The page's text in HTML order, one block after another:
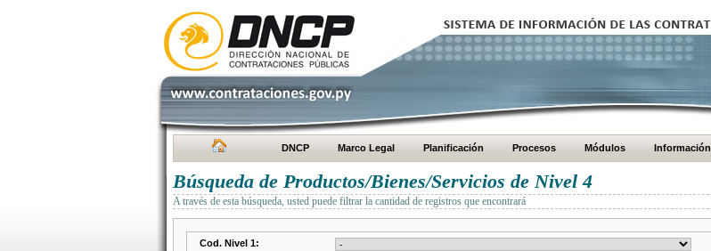
DNCP Marco Legal Planificación Procesos Módulos Información
Búsqueda de Productos/Bienes/Servicios de Nivel 4
A través de esta búsqueda, usted puede filtrar la cantidad de registros que encontrará
Cod. Nivel 1: